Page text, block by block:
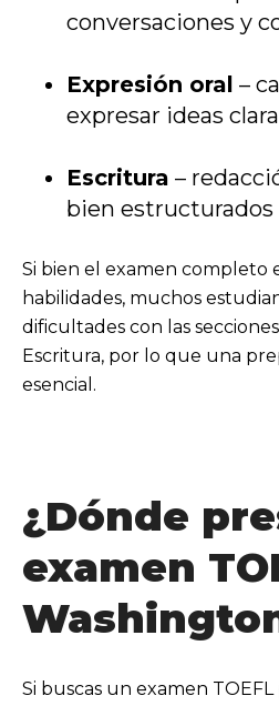
conversaciones y
Expresión oral –
expresar ideas
Escritura –
bien estructurados
Si bien el examen completo
habilidades, muchos
dificultades con las
Escritura, por lo que una
esencial.
¿Dónde
examen
Si buscas un examen